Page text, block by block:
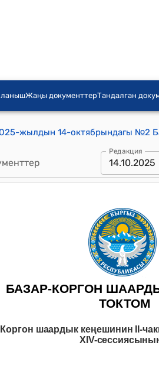
Жаңы документтерТандалган
Редакция
14.10.2025